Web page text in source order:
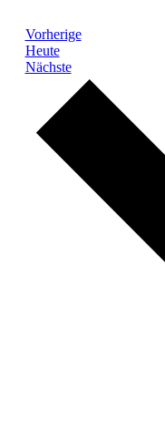
VorherigeVeranstaltungen
Heute
NächsteVeranstaltungen